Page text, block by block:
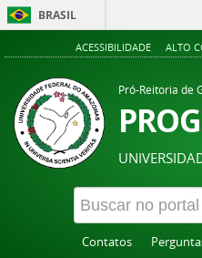
BRASIL
ACESSIBILIDADE ALTO
Pró-Reitoria de
Contatos